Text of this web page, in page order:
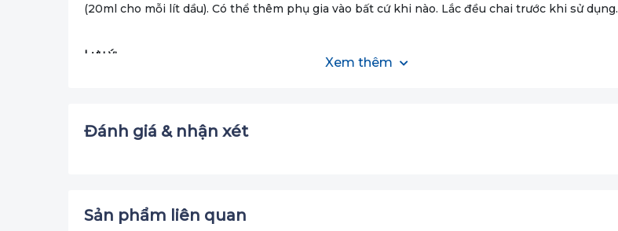
(20ml cho mỗi lít dầu). Có thể thêm phụ gia vào bất cứ khi nào. Lắc đều chai trước khi sử dụng.
Lưu ý:
Liều lượng sử dụng tối đa cho xe máy ly hợp ướt là 2%
2500 300 ml 12 chai
Xem thêm
Đánh giá & nhận xét
Sản phẩm liên quan